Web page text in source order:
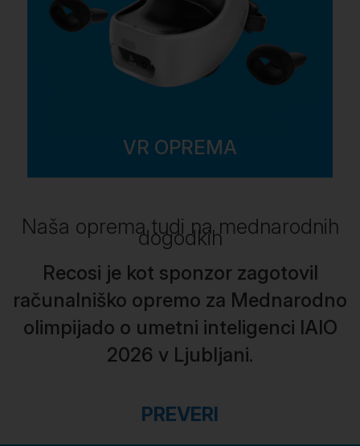
VR OPREMA
Naša oprema tudi na mednarodnih
dogodkih
Recosi je kot sponzor zagotovil
računalniško opremo za Mednarodno
olimpijado o umetni inteligenci IAIO
2026 v Ljubljani.
PREVERI